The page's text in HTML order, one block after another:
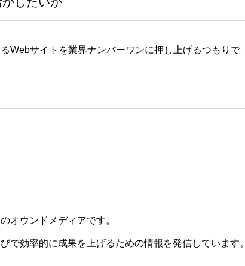
Webサイトを業界ナンバーワンに押し上げるつもりで
オウンドメディアです。
で効率的に成果を上げるための情報を発信しています。